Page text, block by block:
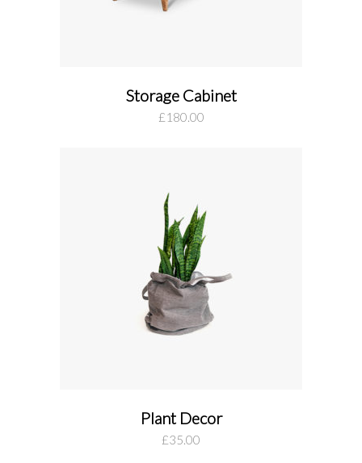
Storage Cabinet
£180.00
add to cart
Plant Decor
£35.00
add to cart